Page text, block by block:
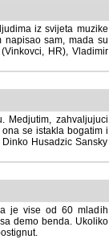
iz svijeta muzike
napisao sam, mada su
HR), Vladimir
zahvaljujuci veliki
se istakla bogatim i
Husadzic Sansky
je vise od 60 mladih
benda. Ukoliko im